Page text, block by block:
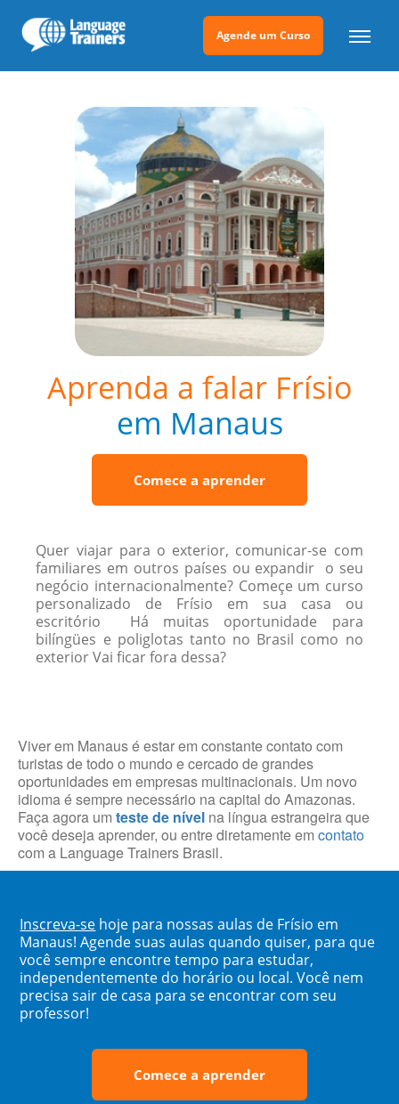
Agende um Curso
Aprenda a falar Frísio
em Manaus
Comece a aprender
Quer viajar para o exterior, comunicar-se com
familiares em outros países ou expandir o seu
negócio internacionalmente? Começe um curso
personalizado de Frísio em sua casa ou
escritório Há muitas oportunidade para
bilíngües e poliglotas tanto no Brasil como no
exterior Vai ficar fora dessa?
Viver em Manaus é estar em constante contato com
turistas de todo o mundo e cercado de grandes
oportunidades em empresas multinacionais. Um novo
idioma é sempre necessário na capital do Amazonas.
Faça agora um teste de nível na língua estrangeira que
você deseja aprender, ou entre diretamente em contato
com a Language Trainers Brasil.
Inscreva-se hoje para nossas aulas de Frísio em
Manaus! Agende suas aulas quando quiser, para que
você sempre encontre tempo para estudar,
independentemente do horário ou local. Você nem
precisa sair de casa para se encontrar com seu
professor!
Comece a aprender